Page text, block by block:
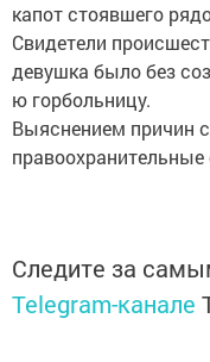
капот стоявшего
Свидетели
девушка было без
ю горбольницу.
Выяснением причин
Следите за
Telegram-канале